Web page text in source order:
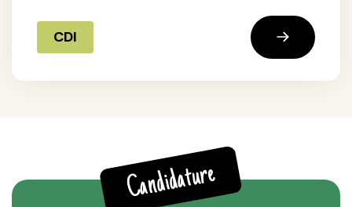
CDI
Candidature